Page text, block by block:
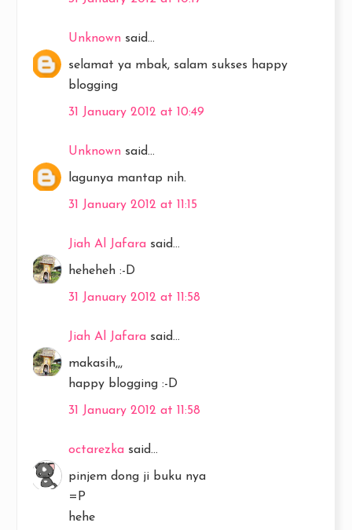
Unknown said...
selamat ya mbak, salam sukses happy
blogging
31 January 2012 at 10:49
Unknown said...
lagunya mantap nih.
31 January 2012 at 11:15
Jiah Al Jafara said...
heheheh :-D
31 January 2012 at 11:58
Jiah Al Jafara said...
makasih,,,
happy blogging :-D
31 January 2012 at 11:58
octarezka said...
pinjem dong ji buku nya
=P
hehe